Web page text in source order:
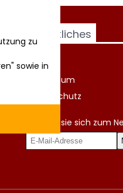
Rechtliches
AGB
Impressum
Datenschutz
Melden sie sich zum
zu
sowie in